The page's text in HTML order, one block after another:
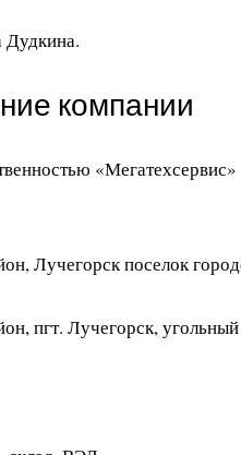
Дудкина.
компании
«Мегатехсервис»
Лучегорск поселок
пгт. Лучегорск, угольный